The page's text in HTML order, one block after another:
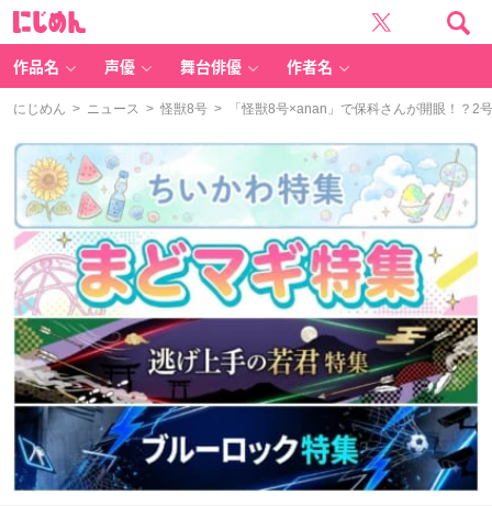
作品名 声優 舞台俳優 作者名
にじめん > ニュース > 怪獣8号 > 「怪獣8号×anan」で保科さんが開眼！？2